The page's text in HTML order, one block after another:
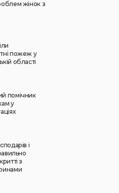
жінок з
пожеж у
області
помічник
у
і
з